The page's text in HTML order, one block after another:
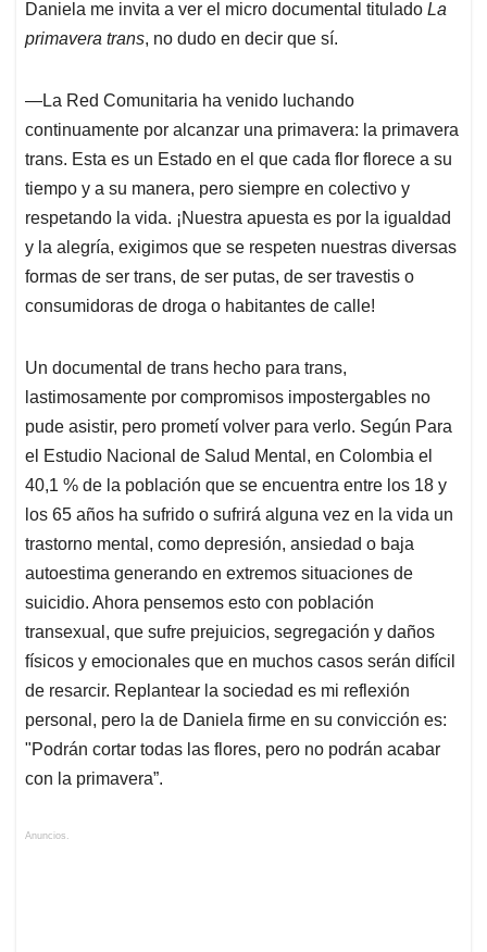
Daniela me invita a ver el micro documental titulado La
primavera trans, no dudo en decir que sí.
―La Red Comunitaria ha venido luchando
continuamente por alcanzar una primavera: la primavera
trans. Esta es un Estado en el que cada flor florece a su
tiempo y a su manera, pero siempre en colectivo y
respetando la vida. ¡Nuestra apuesta es por la igualdad
y la alegría, exigimos que se respeten nuestras diversas
formas de ser trans, de ser putas, de ser travestis o
consumidoras de droga o habitantes de calle!
Un documental de trans hecho para trans,
lastimosamente por compromisos impostergables no
pude asistir, pero prometí volver para verlo. Según Para
el Estudio Nacional de Salud Mental, en Colombia el
40,1 % de la población que se encuentra entre los 18 y
los 65 años ha sufrido o sufrirá alguna vez en la vida un
trastorno mental, como depresión, ansiedad o baja
autoestima generando en extremos situaciones de
suicidio. Ahora pensemos esto con población
transexual, que sufre prejuicios, segregación y daños
físicos y emocionales que en muchos casos serán difícil
de resarcir. Replantear la sociedad es mi reflexión
personal, pero la de Daniela firme en su convicción es:
"Podrán cortar todas las flores, pero no podrán acabar
con la primavera”.
Anuncios.